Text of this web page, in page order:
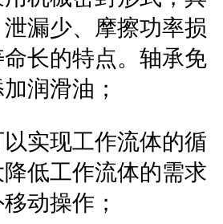
漏少、摩擦功率损
长的特点。轴承免
润滑油；
实现工作流体的循
低工作流体的需求
动操作；